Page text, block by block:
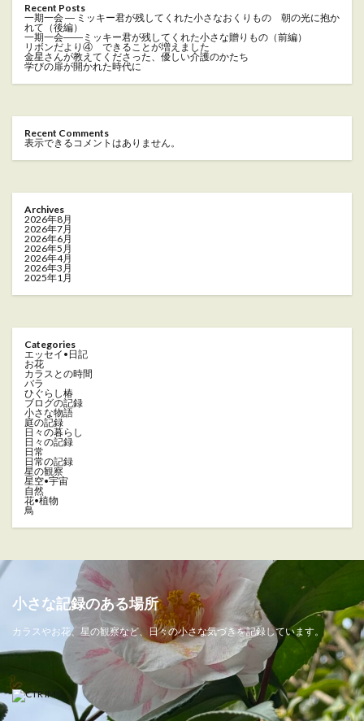
Recent Posts
一期一会 ― ミッキー君が残してくれた小さなおくりもの 朝の光に抱か
れて（後編）
一期一会――ミッキー君が残してくれた小さな贈りもの（前編）
リボンだより④ できることが増えました
金星さんが教えてくださった、優しい介護のかたち
学びの扉が開かれた時代に
Recent Comments
表示できるコメントはありません。
Archives
2026年8月
2026年7月
2026年6月
2026年5月
2026年4月
2026年3月
2025年1月
Categories
エッセイ•日記
お花
カラスとの時間
バラ
ひぐらし椿
ブログの記録
小さな物語
庭の記録
日々の暮らし
日々の記録
日常
日常の記録
星の観察
星空•宇宙
自然
花•植物
鳥
小さな記録のある場所
カラスやお花、星の観察など、日々の小さな気づきを記録しています。